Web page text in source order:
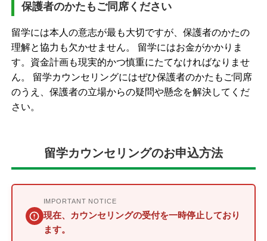
保護者のかたもご同席ください
留学には本人の意志が最も大切ですが、保護者のかたの
理解と協力も欠かせません。 留学にはお金がかかりま
す。資金計画も現実的かつ慎重にたてなければなりませ
ん。 留学カウンセリングにはぜひ保護者のかたもご同席
のうえ、保護者の立場からの疑問や懸念を解決してくだ
さい。
留学カウンセリングのお申込方法
IMPORTANT NOTICE
現在、カウンセリングの受付を一時停止しており
ます。